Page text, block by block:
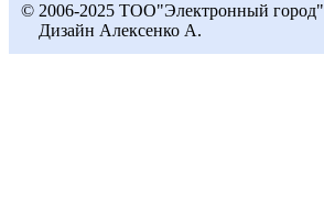
© 2006-2025 ТОО"Электронный город"
Дизайн Алексенко А.